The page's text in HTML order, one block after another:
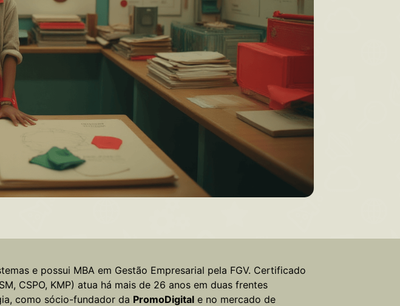
e possui MBA em Gestão Empresarial pela FGV. Certificado
CSPO, KMP) atua há mais de 26 anos em duas frentes
como sócio-fundador da PromoDigital e no mercado de